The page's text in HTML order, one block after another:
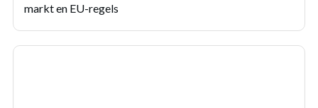
markt en EU-regels